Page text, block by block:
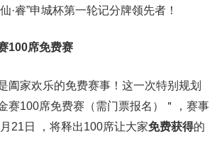
·睿”申城杯第一轮记分牌领先者！
100席免费赛
阖家欢乐的免费赛事！这一次特别规划
赛100席免费赛（需门票报名）＂，赛事
21日 ，将释出100席让大家免费获得的